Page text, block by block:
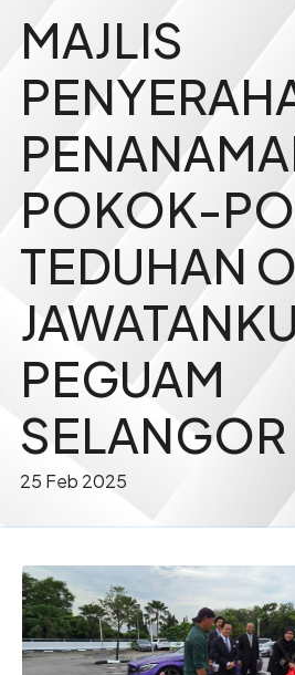
MAJLIS
POKOK-
TEDUHAN
PEGUAM
SELANGOR
25 Feb 2025